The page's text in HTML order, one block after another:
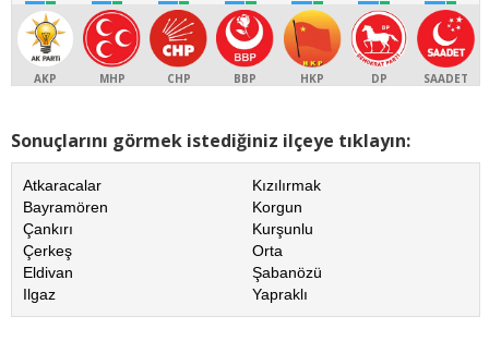
AKP MHP CHP BBP HKP DP SAADET
Sonuçlarını görmek istediğiniz ilçeye tıklayın:
Atkaracalar
Bayramören
Çankırı
Çerkeş
Eldivan
Ilgaz
Kızılırmak
Korgun
Kurşunlu
Orta
Şabanözü
Yapraklı